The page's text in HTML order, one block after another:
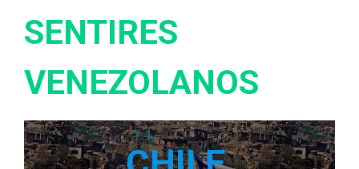
SENTIRES
VENEZOLANOS